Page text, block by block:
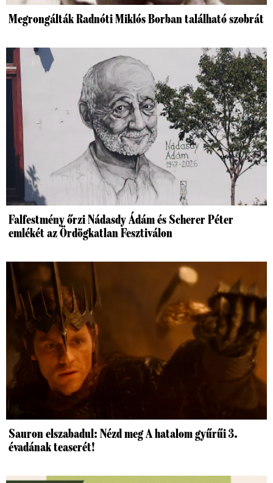
Megrongálták Radnóti Miklós Borban található szobrát
Falfestmény őrzi Nádasdy Ádám és Scherer Péter
emlékét az Ördögkatlan Fesztiválon
Sauron elszabadul: Nézd meg A hatalom gyűrűi 3.
évadának teaserét!